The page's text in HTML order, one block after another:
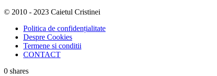
© 2010 - 2023 Caietul Cristinei
Politica de confidențialitate
Despre Cookies
Termene si conditii
CONTACT
0 shares